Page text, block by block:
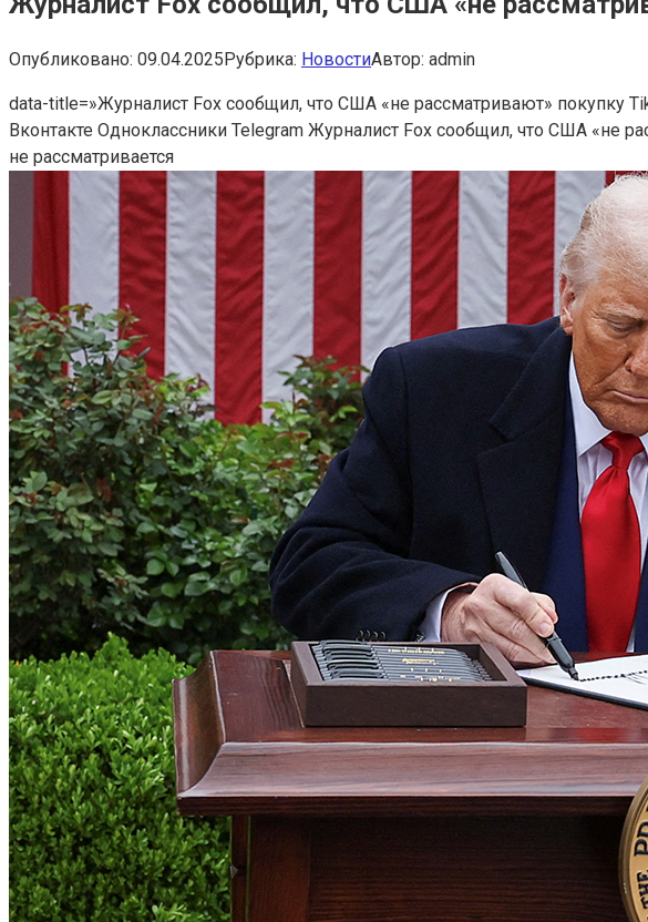
Опубликовано: 09.04.2025Рубрика: НовостиАвтор: admin
data-title=»Журналист Fox сообщил, что США «не рассматривают» покупку
Вконтакте Одноклассники Telegram Журналист Fox сообщил, что США «не
не рассматривается